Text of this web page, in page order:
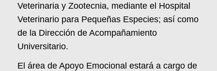
Veterinaria y Zootecnia, mediante el Hospital
Veterinario para Pequeñas Especies; así como
de la Dirección de Acompañamiento
Universitario.
El área de Apoyo Emocional estará a cargo de